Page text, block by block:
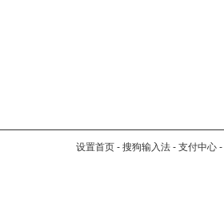
设置首页 - 搜狗输入法 - 支付中心 -